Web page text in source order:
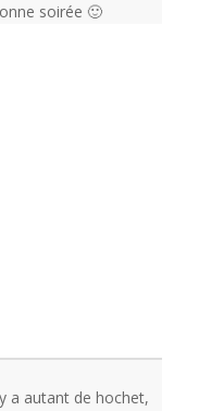
soirée 🙂
a autant de hochet,